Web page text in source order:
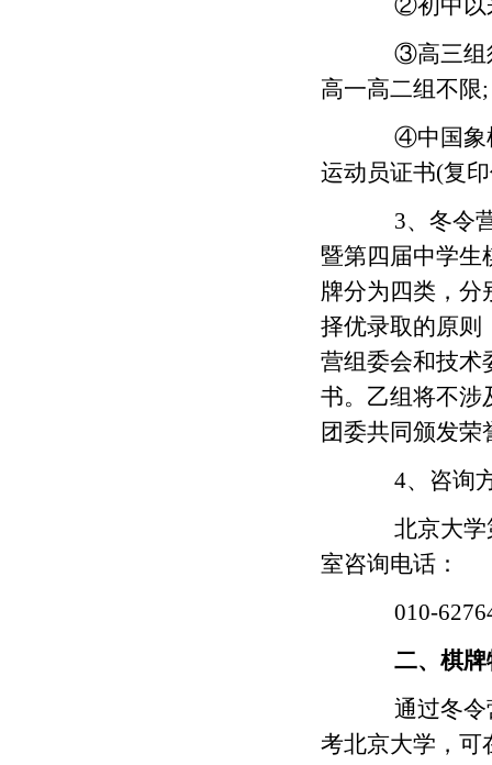
②初中以来
③高三组须
高一高二组不限;
④中国象棋
运动员证书(复
3、冬令营
暨第四届中学生
牌分为四类，分
择优录取的原则
营组委会和技术
书。乙组将不涉
团委共同颁发荣
4、咨询
北京大学第
室咨询电话：
010-
二、棋牌
通过冬令营
考北京大学，可